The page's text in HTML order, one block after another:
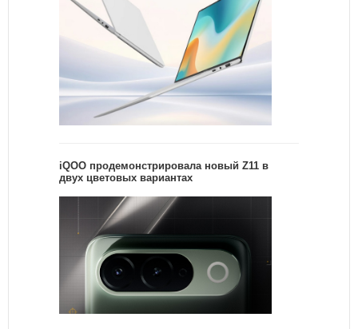
iQOO продемонстрировала новый Z11 в
двух цветовых вариантах